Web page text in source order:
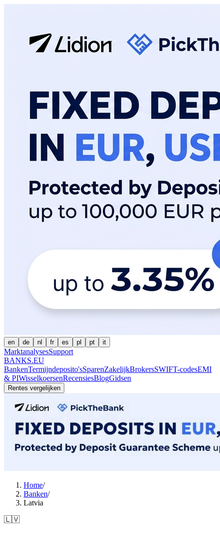
en de nl fr es pl pt it
MarktanalysesSupport
BANKS.EU
BankenTermijndeposito'sSparenZakelijkBrokersSWIFT-codesEMI
& PIWisselkoersenRecensiesBlogGidsen
Rentes vergelijken
Home/
Banken/
Latvia
🇱🇻